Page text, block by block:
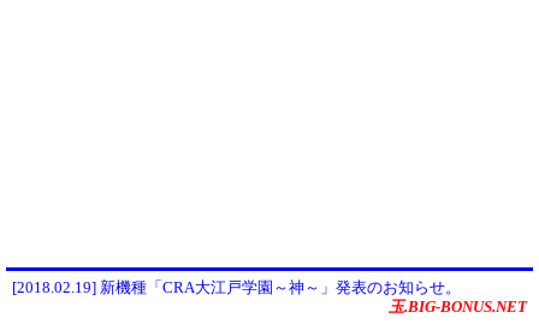
[2018.02.19] 新機種「CRA大江戸学園～神～」発表のお知らせ。
玉.BIG-BONUS.NET